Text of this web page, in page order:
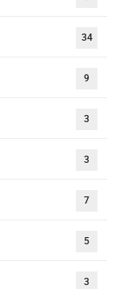
34
9
3
3
7
5
3